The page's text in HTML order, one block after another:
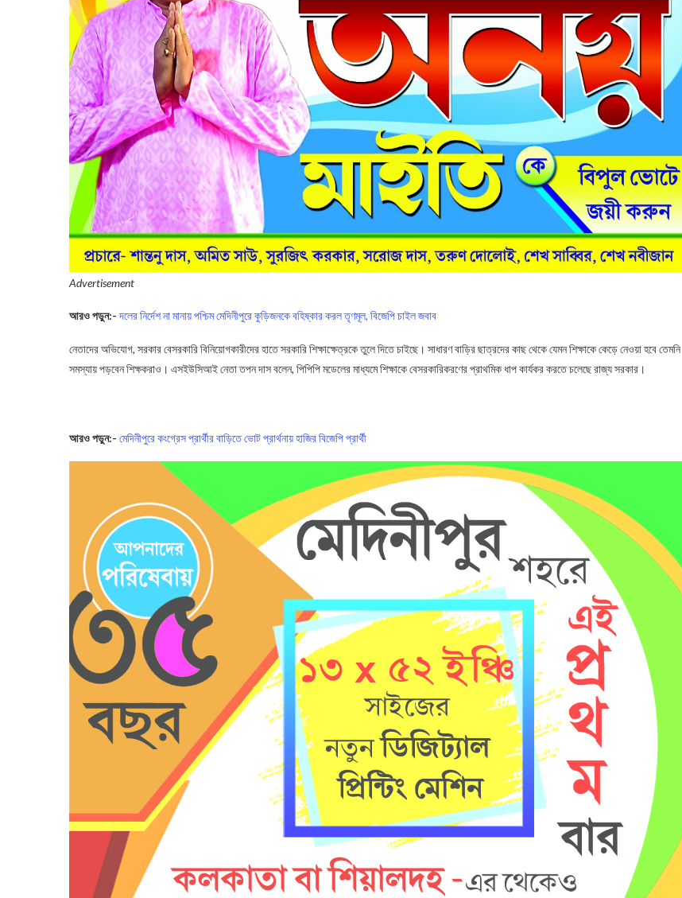
Advertisement
আরও পড়ুন:- দলের নির্দেশ না মানায় পশ্চিম মেদিনীপুরে কুড়িজনকে বহিষ্কার করল তৃণমূল, বিজেপি চাইল জবাব
নেতাদের অভিযোগ, সরকার বেসরকারি বিনিয়োগকারীদের হাতে সরকারি শিক্ষাক্ষেত্রকে তুলে দিতে চাইছে। সাধারণ বাড়ির ছাত্রদের কাছ থেকে যেমন শিক্ষাকে কেড়ে নেওয়া হবে তেমনি
সমস্যায় পড়বেন শিক্ষকরাও। এসইউসিআই নেতা তপন দাস বলেন, পিপিপি মডেলের মাধ্যমে শিক্ষাকে বেসরকারিকরণের প্রাথমিক ধাপ কার্যকর করতে চলেছে রাজ্য সরকার।
আরও পড়ুন:- মেদিনীপুরে কংগ্রেস প্রার্থীর বাড়িতে ভোট প্রার্থনায় হাজির বিজেপি প্রার্থী